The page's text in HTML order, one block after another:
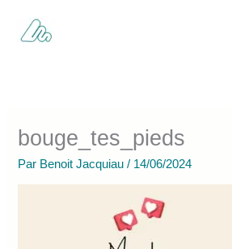
contenu
bouge_tes_pieds
Par Benoit Jacquiau/ 14/06/2024